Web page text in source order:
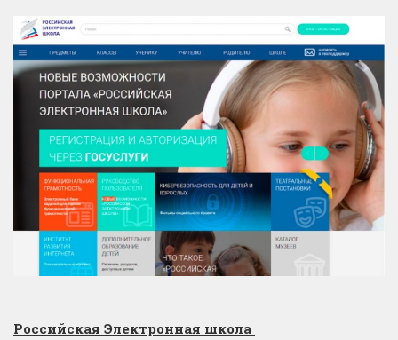
Российская Электронная школа